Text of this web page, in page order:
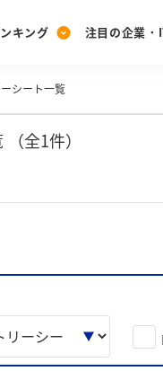
[27卒] 本選考体
キング 注目の企業・
シート一覧
全1件）